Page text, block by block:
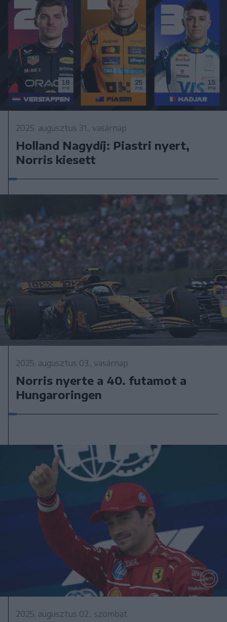
2025. augusztus 31., vasárnap
Holland Nagydíj: Piastri nyert,
Norris kiesett
2025. augusztus 03., vasárnap
Norris nyerte a 40. futamot a
Hungaroringen
2025. augusztus 02., szombat